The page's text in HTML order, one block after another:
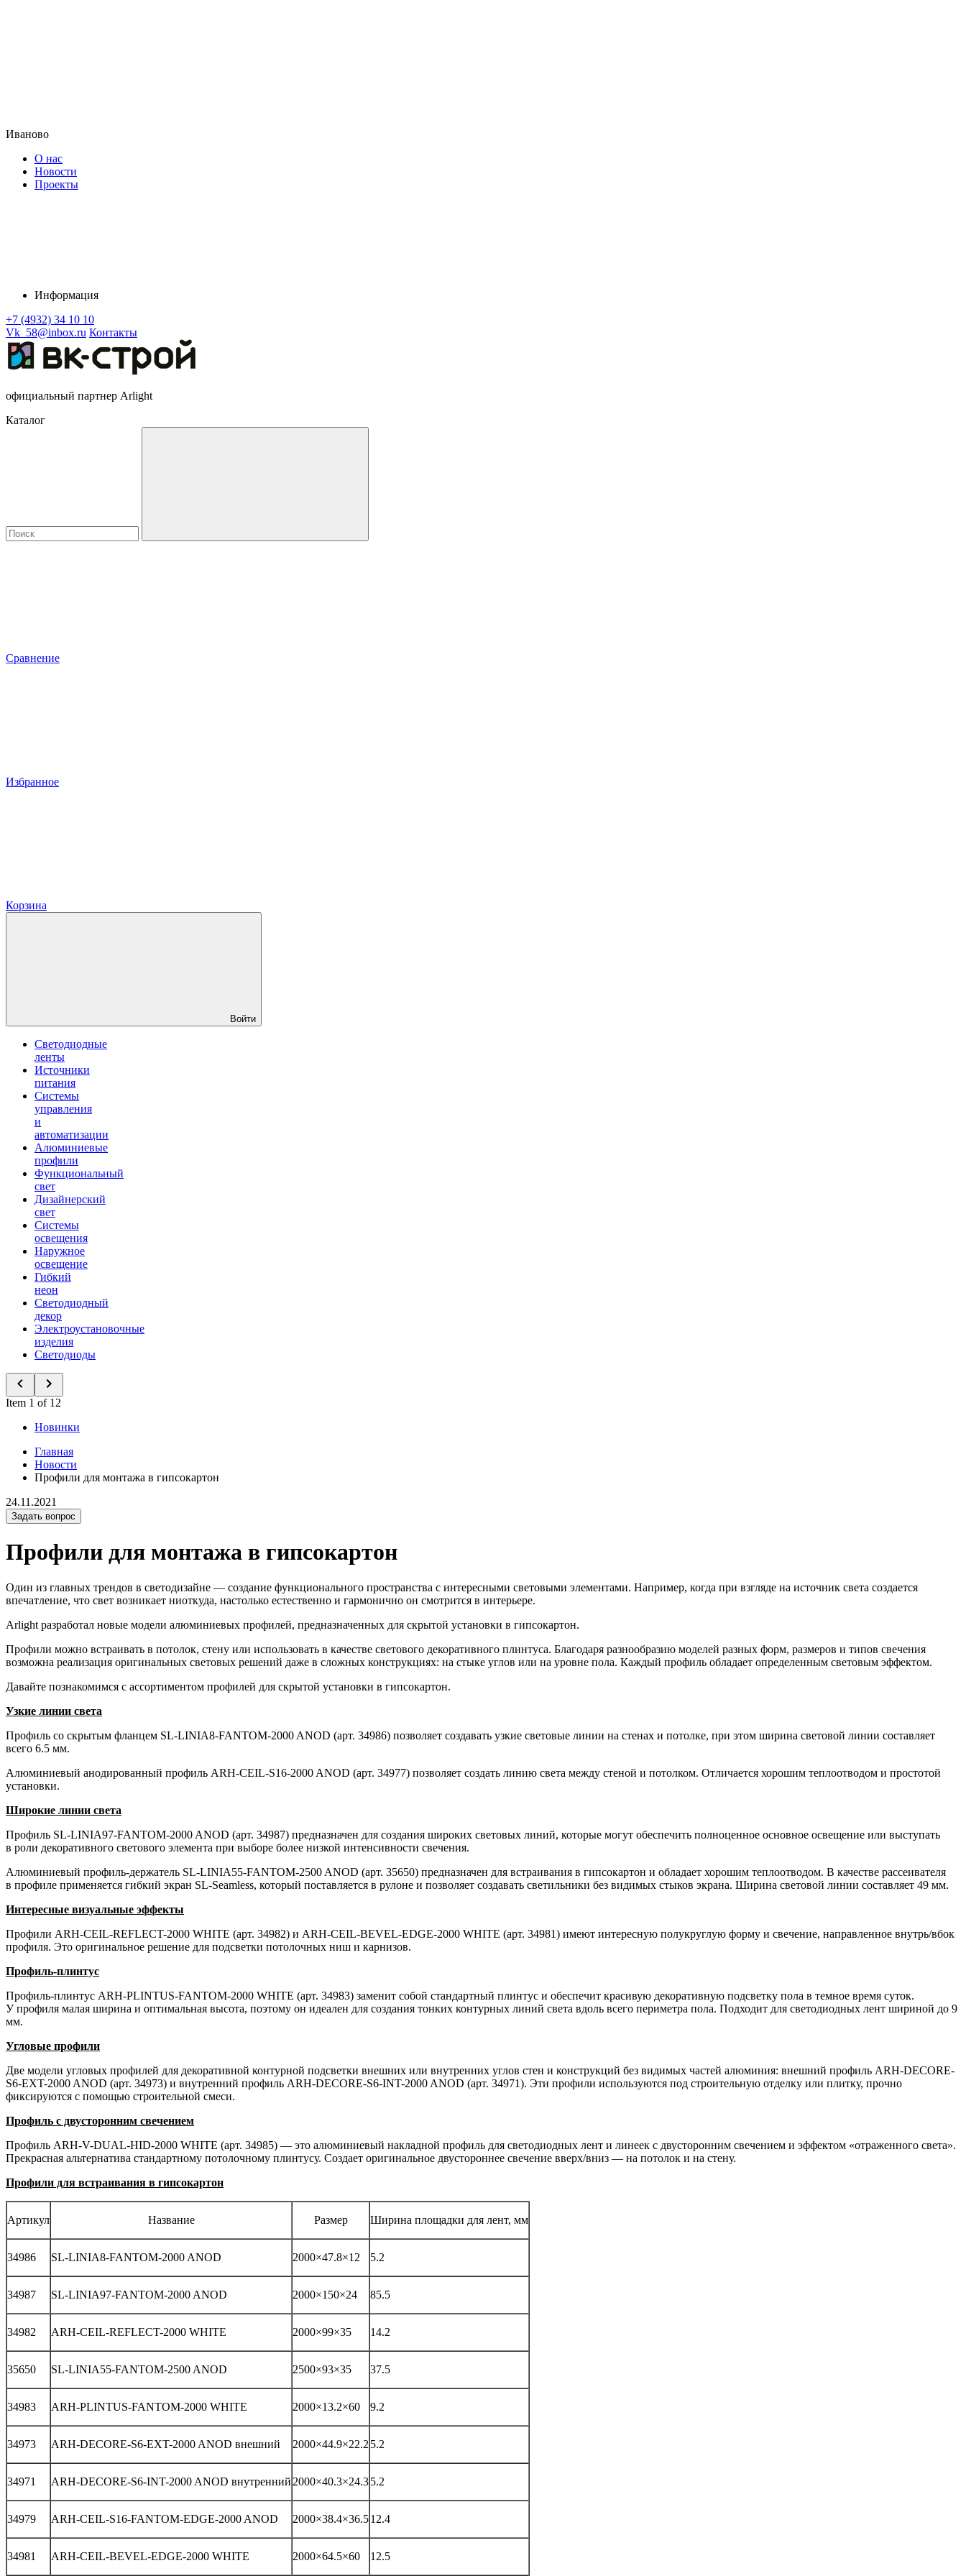
Иваново
О нас
Новости
Проекты
Информация
+7 (4932) 34 10 10
Vk_58@inbox.ru Контакты
официальный партнер Arlight
Каталог
Сравнение
Избранное
Корзина
Войти
Светодиодные
ленты
Источники
питания
Системы
управления
и
автоматизации
Алюминиевые
профили
Функциональный
свет
Дизайнерский
свет
Системы
освещения
Наружное
освещение
Гибкий
неон
Светодиодный
декор
Электроустановочные
изделия
Светодиоды
Item 1 of 12
Новинки
Главная
Новости
Профили для монтажа в гипсокартон
24.11.2021
Задать вопрос
Профили для монтажа в гипсокартон
Один из главных трендов в светодизайне — создание функционального пространства с интересными световыми элементами. Например, когда при взгляде на источник света создается
впечатление, что свет возникает ниоткуда, настолько естественно и гармонично он смотрится в интерьере.
Arlight разработал новые модели алюминиевых профилей, предназначенных для скрытой установки в гипсокартон.
Профили можно встраивать в потолок, стену или использовать в качестве светового декоративного плинтуса. Благодаря разнообразию моделей разных форм, размеров и типов свечения
возможна реализация оригинальных световых решений даже в сложных конструкциях: на стыке углов или на уровне пола. Каждый профиль обладает определенным световым эффектом.
Давайте познакомимся с ассортиментом профилей для скрытой установки в гипсокартон.
Узкие линии света
Профиль со скрытым фланцем SL-LINIA8-FANTOM-2000 ANOD (арт. 34986) позволяет создавать узкие световые линии на стенах и потолке, при этом ширина световой линии составляет
всего 6.5 мм.
Алюминиевый анодированный профиль ARH-CEIL-S16-2000 ANOD (арт. 34977) позволяет создать линию света между стеной и потолком. Отличается хорошим теплоотводом и простотой
установки.
Широкие линии света
Профиль SL-LINIA97-FANTOM-2000 ANOD (арт. 34987) предназначен для создания широких световых линий, которые могут обеспечить полноценное основное освещение или выступать
в роли декоративного светового элемента при выборе более низкой интенсивности свечения.
Алюминиевый профиль-держатель SL-LINIA55-FANTOM-2500 ANOD (арт. 35650) предназначен для встраивания в гипсокартон и обладает хорошим теплоотводом. В качестве рассеивателя
в профиле применяется гибкий экран SL-Seamless, который поставляется в рулоне и позволяет создавать светильники без видимых стыков экрана. Ширина световой линии составляет 49 мм.
Интересные визуальные эффекты
Профили ARH-CEIL-REFLECT-2000 WHITE (арт. 34982) и ARH-CEIL-BEVEL-EDGE-2000 WHITE (арт. 34981) имеют интересную полукруглую форму и свечение, направленное внутрь/вбок
профиля. Это оригинальное решение для подсветки потолочных ниш и карнизов.
Профиль-плинтус
Профиль-плинтус ARH-PLINTUS-FANTOM-2000 WHITE (арт. 34983) заменит собой стандартный плинтус и обеспечит красивую декоративную подсветку пола в темное время суток.
У профиля малая ширина и оптимальная высота, поэтому он идеален для создания тонких контурных линий света вдоль всего периметра пола. Подходит для светодиодных лент шириной до 9
мм.
Угловые профили
Две модели угловых профилей для декоративной контурной подсветки внешних или внутренних углов стен и конструкций без видимых частей алюминия: внешний профиль ARH-DECORE-
S6-EXT-2000 ANOD (арт. 34973) и внутренний профиль ARH-DECORE-S6-INT-2000 ANOD (арт. 34971). Эти профили используются под строительную отделку или плитку, прочно
фиксируются с помощью строительной смеси.
Профиль с двусторонним свечением
Профиль ARH-V-DUAL-HID-2000 WHITE (арт. 34985) — это алюминиевый накладной профиль для светодиодных лент и линеек с двусторонним свечением и эффектом «отраженного света».
Прекрасная альтернатива стандартному потолочному плинтусу. Создает оригинальное двустороннее свечение вверх/вниз — на потолок и на стену.
Профили для встраивания в гипсокартон
Артикул Название Размер Ширина площадки для лент, мм
34986 SL-LINIA8-FANTOM-2000 ANOD 2000×47.8×12 5.2
34987 SL-LINIA97-FANTOM-2000 ANOD 2000×150×24 85.5
34982 ARH-CEIL-REFLECT-2000 WHITE 2000×99×35 14.2
35650 SL-LINIA55-FANTOM-2500 ANOD 2500×93×35 37.5
34983 ARH-PLINTUS-FANTOM-2000 WHITE 2000×13.2×60 9.2
34973 ARH-DECORE-S6-EXT-2000 ANOD внешний 2000×44.9×22.2 5.2
34971 ARH-DECORE-S6-INT-2000 ANOD внутренний 2000×40.3×24.35.2
34979 ARH-CEIL-S16-FANTOM-EDGE-2000 ANOD 2000×38.4×36.512.4
34981 ARH-CEIL-BEVEL-EDGE-2000 WHITE 2000×64.5×60 12.5